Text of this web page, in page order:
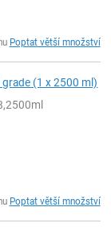
Poptat větší množství
grade (1 x 2500 ml)
Poptat větší množství